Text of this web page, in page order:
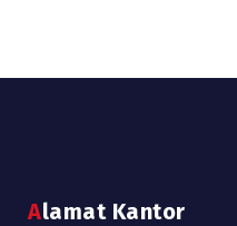
Alamat Kantor